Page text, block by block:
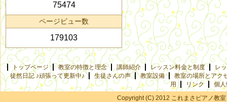
75474
ページビュー数
179103
トップページ 教室の特徴と理念 講師紹介 レッスン料金と制度
レ
徒然日記 ♪頑張って更新中♪
生徒さんの声 教室設備
教室の場所とアク
用
リンク
個
Copyright (C) 2012 これまさピアノ教